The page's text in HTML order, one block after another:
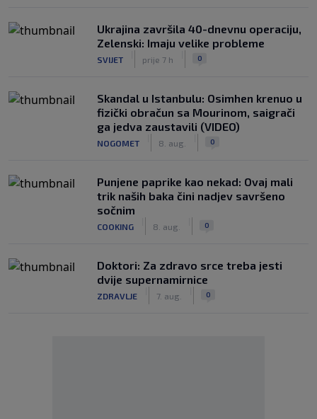
Ukrajina završila 40-dnevnu operaciju,
Zelenski: Imaju velike probleme
SVIJET prije 7 h 0
Skandal u Istanbulu: Osimhen krenuo u
fizički obračun sa Mourinom, saigrači
ga jedva zaustavili (VIDEO)
NOGOMET 8. aug. 0
Punjene paprike kao nekad: Ovaj mali
trik naših baka čini nadjev savršeno
sočnim
COOKING 8. aug. 0
Doktori: Za zdravo srce treba jesti
dvije supernamirnice
ZDRAVLJE 7. aug. 0